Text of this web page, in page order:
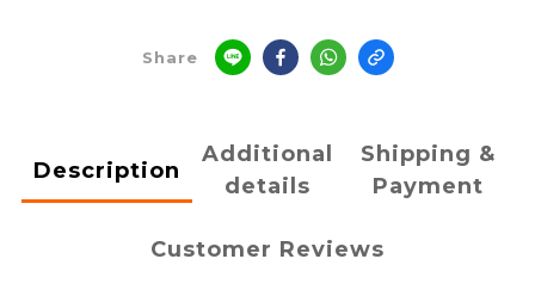
Share
Description
Additional
details
Shipping &
Payment
Customer Reviews